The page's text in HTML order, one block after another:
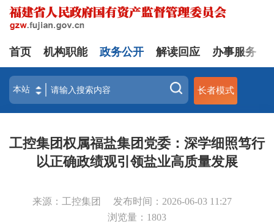
首页 机构职能 政务公开 解读回应 办事服务
长者模式
工控集团权属福盐集团党委：深学细照笃行
以正确政绩观引领盐业高质量发展
来源：工控集团
发布时间：2026-06-03 11:27
浏览量： 1803